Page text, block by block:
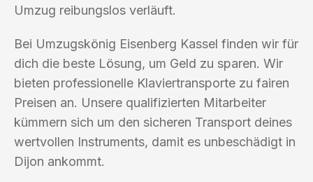
Umzug reibungslos verläuft.
Bei Umzugskönig Eisenberg Kassel finden wir für
dich die beste Lösung, um Geld zu sparen. Wir
bieten professionelle Klaviertransporte zu fairen
Preisen an. Unsere qualifizierten Mitarbeiter
kümmern sich um den sicheren Transport deines
wertvollen Instruments, damit es unbeschädigt in
Dijon ankommt.